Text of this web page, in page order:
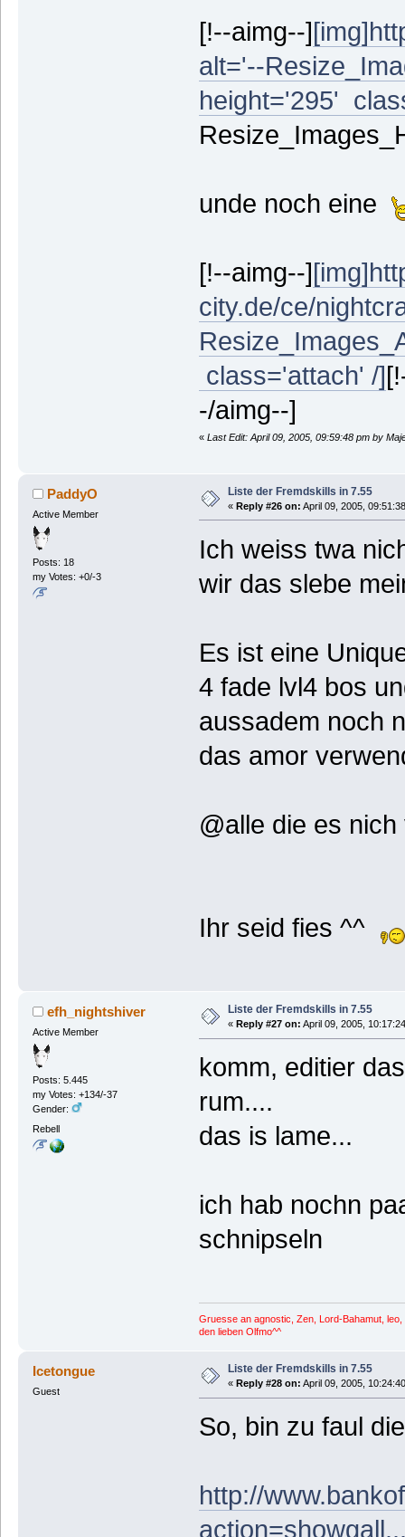
[!--aimg--]
alt='--
height='295'
unde noch eine
[!--aimg--]
city.de/ce/
class='attach' /]
-/aimg--]
« Last Edit: April 09, 2005, 09:59:48 pm by
PaddyO
Active Member
Posts: 18
my Votes: +0/-3
Liste der Fremdskills in 7.55
« Reply #26 on: April 09, 2005,
Ich weiss twa
wir das slebe
Es ist eine
4 fade lvl4 bos
aussadem noch
das amor
@alle die es
Ihr seid fies ^^
efh_nightshiver
Active Member
Posts: 5.445
my Votes: +134/-37
Gender:
Rebell
Liste der Fremdskills in 7.55
« Reply #27 on: April 09, 2005,
komm, editier
rum....
das is lame...
ich hab nochn
schnipseln
Gruesse an agnostic, Zen, Lord-Bahamut,
den lieben Olfmo^^
Icetongue
Guest
Liste der Fremdskills in 7.55
« Reply #28 on: April 09, 2005,
So, bin zu faul
http://